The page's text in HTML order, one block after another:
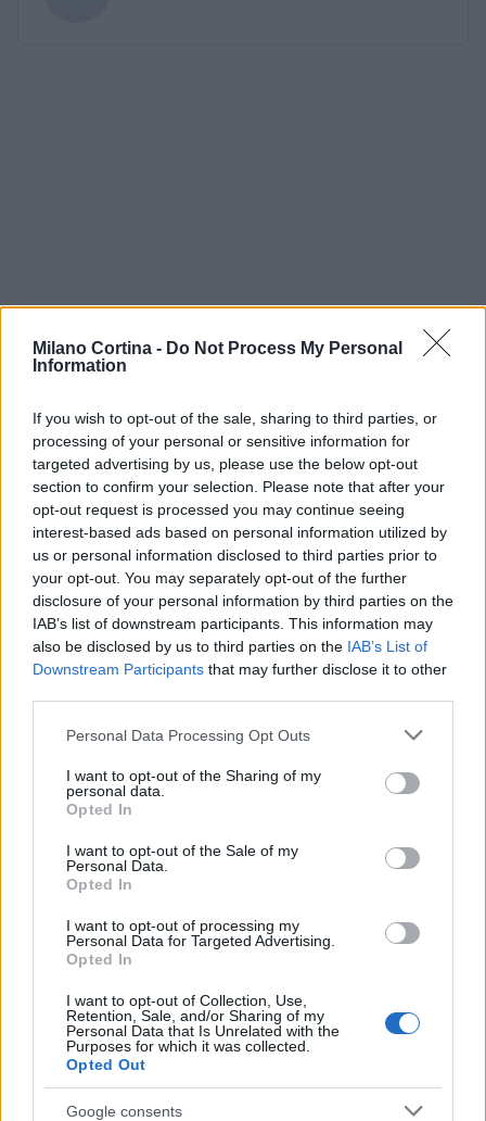
Milano Cortina - Do Not Process My Personal
Information
If you wish to opt-out of the sale, sharing to third parties, or
processing of your personal or sensitive information for
targeted advertising by us, please use the below opt-out
section to confirm your selection. Please note that after your
opt-out request is processed you may continue seeing
interest-based ads based on personal information utilized by
us or personal information disclosed to third parties prior to
your opt-out. You may separately opt-out of the further
disclosure of your personal information by third parties on the
IAB’s list of downstream participants. This information may
also be disclosed by us to third parties on the IAB’s List of
Downstream Participants that may further disclose it to other
Please note that this website/app uses one or more Google
not limited to your visit or usage behaviour. You may click to
grant or deny consent to Google and its third-party tags to
use your data for below specified purposes in below Google
consent section.
Personal Data Processing Opt Outs
I want to opt-out of the Sharing of my
personal data.
Opted In
I want to opt-out of the Sale of my
Personal Data.
Opted In
I want to opt-out of processing my
Personal Data for Targeted Advertising.
Opted In
I want to opt-out of Collection, Use,
Retention, Sale, and/or Sharing of my
Personal Data that Is Unrelated with the
Purposes for which it was collected.
Opted Out
Google consents
Continua a leggere
MILANOCORTINA26 (I LUOGHI)
Cervino CineMountain
Marco Tessari · 6 Ago 2026
MILANOCORTINA26 (I LUOGHI)